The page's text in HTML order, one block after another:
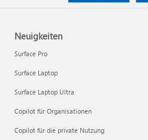
Neuigkeiten
Surface Pro
Surface Laptop
Surface Laptop Ultra
Copilot für Organisationen
Copilot für die private Nutzung